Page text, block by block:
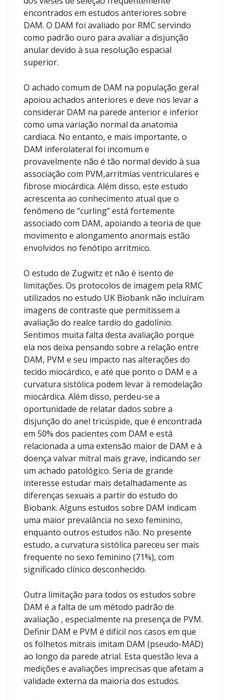
encontrados em estudos anteriores sobre
DAM. O DAM foi avaliado por RMC servindo
como padrão ouro para avaliar a disjunção
anular devido à sua resolução espacial
superior.
O achado comum de DAM na população geral
apoiou achados anteriores e deve nos levar a
considerar DAM na parede anterior e inferior
como uma variação normal da anatomia
cardíaca. No entanto, e mais importante, o
DAM inferolateral foi incomum e
provavelmente não é tão normal devido à sua
associação com PVM,arritmias ventriculares e
fibrose miocárdica. Além disso, este estudo
acrescenta ao conhecimento atual que o
fenômeno de “curling” está fortemente
associado com DAM, apoiando a teoria de que
movimento e alongamento anormais estão
envolvidos no fenótipo arrítmico.
O estudo de Zugwitz et não é isento de
limitações. Os protocolos de imagem pela RMC
utilizados no estudo UK Biobank não incluíram
imagens de contraste que permitissem a
avaliação do realce tardio do gadolínio.
Sentimos muita falta desta avaliação porque
ela nos deixa pensando sobre a relação entre
DAM, PVM e seu impacto nas alterações do
tecido miocárdico, e até que ponto o DAM e a
curvatura sistólica podem levar à remodelação
miocárdica. Além disso, perdeu-se a
oportunidade de relatar dados sobre a
disjunção do anel tricúspide, que é encontrada
em 50% dos pacientes com DAM e está
relacionada a uma extensão maior de DAM e à
doença valvar mitral mais grave, indicando ser
um achado patológico. Seria de grande
interesse estudar mais detalhadamente as
diferenças sexuais a partir do estudo do
Biobank. Alguns estudos sobre DAM indicam
uma maior prevalância no sexo feminino,
enquanto outros estudos não. No presente
estudo, a curvatura sistólica pareceu ser mais
frequente no sexo feminino (71%), com
significado clínico desconhecido.
Outra limitação para todos os estudos sobre
DAM é a falta de um método padrão de
avaliação , especialmente na presença de PVM.
Definir DAM e PVM é difícil nos casos em que
os folhetos mitrais imitam DAM (pseudo-MAD)
ao longo da parede atrial. Esta questão leva a
medições e avaliações imprecisas que afetam a
validade externa da maioria dos estudos.